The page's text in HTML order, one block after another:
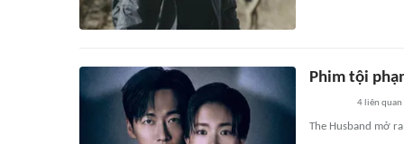
Phim tội
4liên quan
The Husband mở